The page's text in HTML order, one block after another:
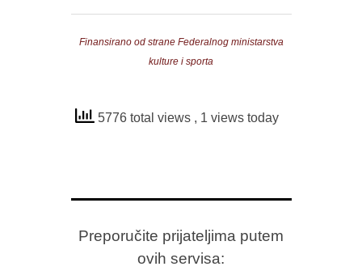
Finansirano od strane Federalnog ministarstva
kulture i sporta
5776 total views , 1 views today
Preporučite prijateljima putem
ovih servisa: